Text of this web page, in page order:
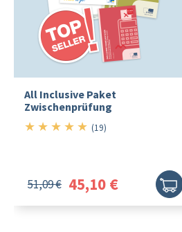
All Inclusive Paket
Zwischenprüfung
★ ★ ★ ★ ★ 5/5
(19)
45,10 €
51,09 €